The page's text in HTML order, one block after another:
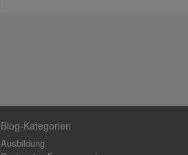
Blog-Kategorien
Ausbildung